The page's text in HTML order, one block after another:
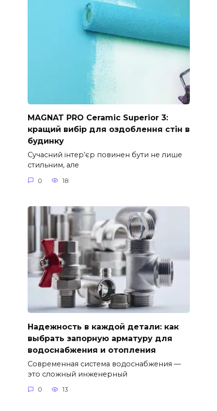
MAGNAT PRO Ceramic Superior 3:
кращий вибір для оздоблення стін в
будинку
Сучасний інтер’єр повинен бути не лише
стильним, але
0 18
Надежность в каждой детали: как
выбрать запорную арматуру для
водоснабжения и отопления
Современная система водоснабжения —
это сложный инженерный
0 13